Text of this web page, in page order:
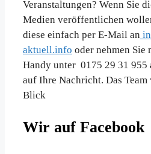
Veranstaltungen? Wenn Sie
Medien veröffentlichen
diese einfach per E-Mail an
aktuell.info oder nehmen Sie
Handy unter 0175 29 31 955
auf Ihre Nachricht. Das
Blick
Wir auf Facebook